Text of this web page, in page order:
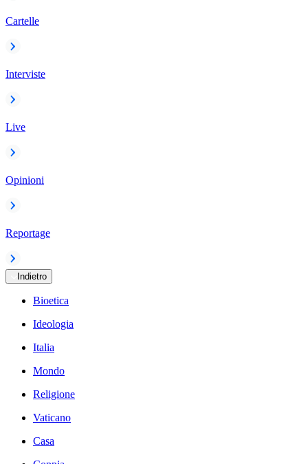
Cartelle
Interviste
Live
Opinioni
Reportage
Indietro
Bioetica
Ideologia
Italia
Mondo
Religione
Vaticano
Casa